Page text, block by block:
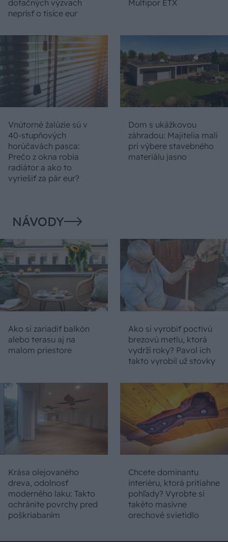
dotačných výzvach
neprísť o tisíce eur
Multipor ETX
Vnútorné žalúzie sú v
40-stupňových
horúčavách pasca:
Prečo z okna robia
radiátor a ako to
vyriešiť za pár eur?
Dom s ukážkovou
záhradou: Majitelia mali
pri výbere stavebného
materiálu jasno
NÁVODY
Ako si zariadiť balkón
alebo terasu aj na
malom priestore
Ako si vyrobiť poctivú
brezovú metlu, ktorá
vydrží roky? Pavol ich
takto vyrobil už stovky
Krása olejovaného
dreva, odolnosť
moderného laku: Takto
ochránite povrchy pred
poškriabaním
Chcete dominantu
interiéru, ktorá pritiahne
pohľady? Vyrobte si
takéto masívne
orechové svietidlo